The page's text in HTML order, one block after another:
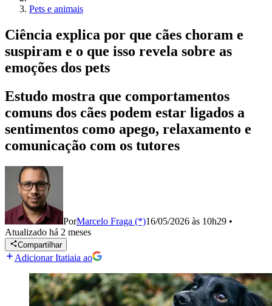
Pets e animais
Ciência explica por que cães choram e
suspiram e o que isso revela sobre as
emoções dos pets
Estudo mostra que comportamentos
comuns dos cães podem estar ligados a
sentimentos como apego, relaxamento e
comunicação com os tutores
PorMarcelo Fraga (*)16/05/2026 às 10h29 •
Atualizado há 2 meses
Compartilhar
Adicionar Itatiaia ao